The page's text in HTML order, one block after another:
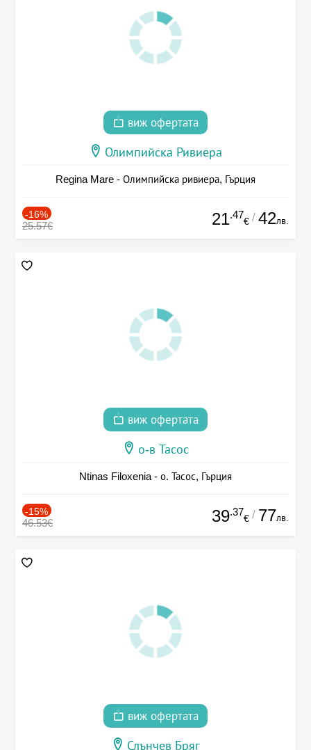
виж офертата
Олимпийска Ривиера
Regina Mare - Олимпийска ривиера, Гърция
-16%
25.57€ 21.47
€ / 42лв.
виж офертата
о-в Тасос
Ntinas Filoxenia - о. Тасос, Гърция
-15%
46.53€ 39.37
€ / 77лв.
виж офертата
Слънчев Бряг